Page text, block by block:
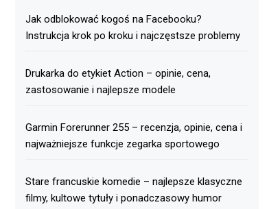
Jak odblokować kogoś na Facebooku?
Instrukcja krok po kroku i najczęstsze problemy
Drukarka do etykiet Action – opinie, cena,
zastosowanie i najlepsze modele
Garmin Forerunner 255 – recenzja, opinie, cena i
najważniejsze funkcje zegarka sportowego
Stare francuskie komedie – najlepsze klasyczne
filmy, kultowe tytuły i ponadczasowy humor